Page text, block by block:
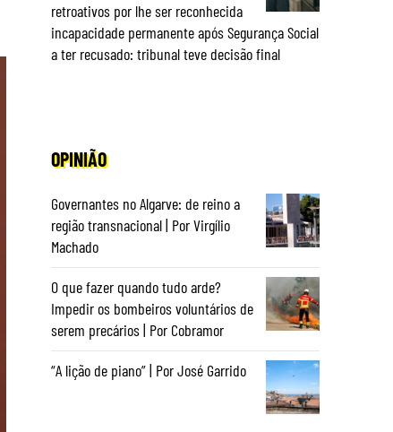
retroativos por lhe ser reconhecida
incapacidade permanente após Segurança Social
a ter recusado: tribunal teve decisão final
OPINIÃO
Governantes no Algarve: de reino a
região transnacional | Por Virgílio
Machado
O que fazer quando tudo arde?
Impedir os bombeiros voluntários de
serem precários | Por Cobramor
“A lição de piano” | Por José Garrido